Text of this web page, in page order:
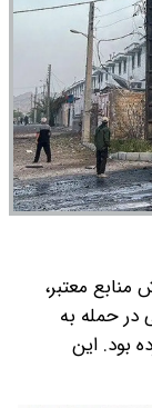
معتبر،
حمله به
استفاده کرده بود. این